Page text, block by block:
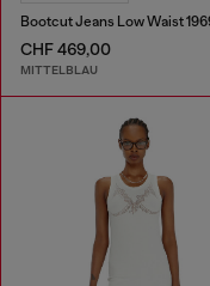
CHF 469,00
MITTELBLAU